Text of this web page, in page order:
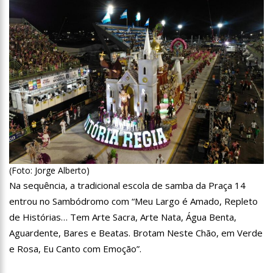
tentava instalar novos medidores em Manaus
08:46
Bolsonaro vai retornar a Manaus na segunda quinzena de
Junho, afirma Menezes
22:10 PRÉ-CANDIDATURA – ‘Vamos mostrar nossa força’, diz Arthur
ao ser ovacionado em festa popular
14:41 Mais de 50 unidades de saúde da Prefeitura ofertam vacina
contra a Covid-19 nesta semana em Manaus
13:57 Moradores celebram pagamento de indenizações do Anel
Viário Leste
11:55 Enem só em 2022, tem 3,3 milhões de inscrições confirmadas
11:32 Engenheiro é o segundo brasileiro a viajar ao espaço, confira
agora:
11:07 Ucrânia recupera cerca de 20% do território perdido em
Sievierodonetsk
Provas do concurso da Semsa do nível médio acontecem
(Foto: Jorge Alberto)
Na sequência, a tradicional escola de samba da Praça 14
entrou no Sambódromo com “Meu Largo é Amado, Repleto
de Histórias… Tem Arte Sacra, Arte Nata, Água Benta,
Aguardente, Bares e Beatas. Brotam Neste Chão, em Verde
e Rosa, Eu Canto com Emoção”.